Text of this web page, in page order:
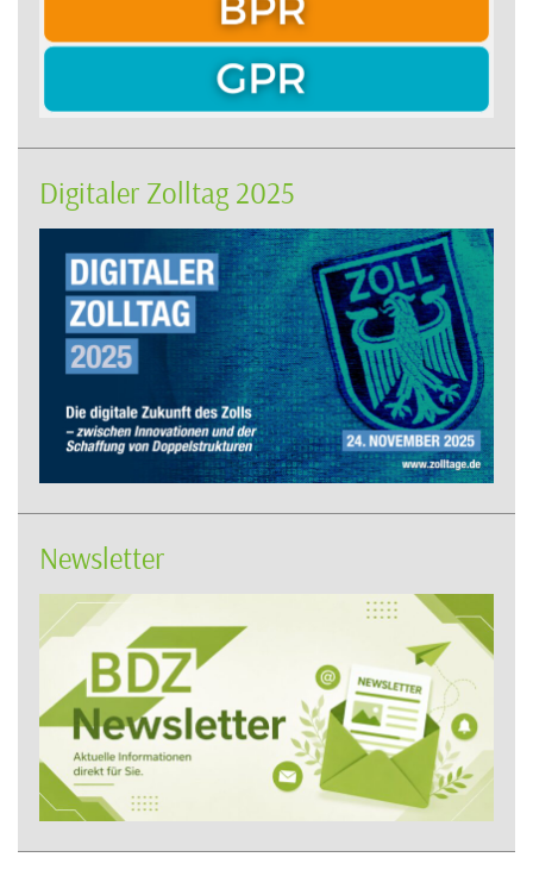
Digitaler Zolltag 2025
Newsletter